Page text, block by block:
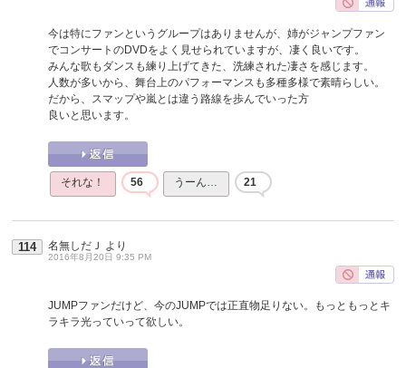
今は特にファンというグループはありませんが、姉がジャンプファン
でコンサートのDVDをよく見せられていますが、凄く良いです。
みんな歌もダンスも練り上げてきた、洗練された凄さを感じます。
人数が多いから、舞台上のパフォーマンスも多種多様で素晴らしい。
だから、スマップや嵐とは違う路線を歩んでいった方
良いと思います。
それな！ 56 うーん… 21
114 名無しだＪ より
2016年8月20日 9:35 PM
JUMPファンだけど、今のJUMPでは正直物足りない。もっともっとキ
ラキラ光っていって欲しい。